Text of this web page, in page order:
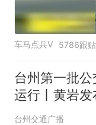
车马点兵V 5786跟贴
台州第一批
运行丨黄岩发
最新通告
台州交通广播